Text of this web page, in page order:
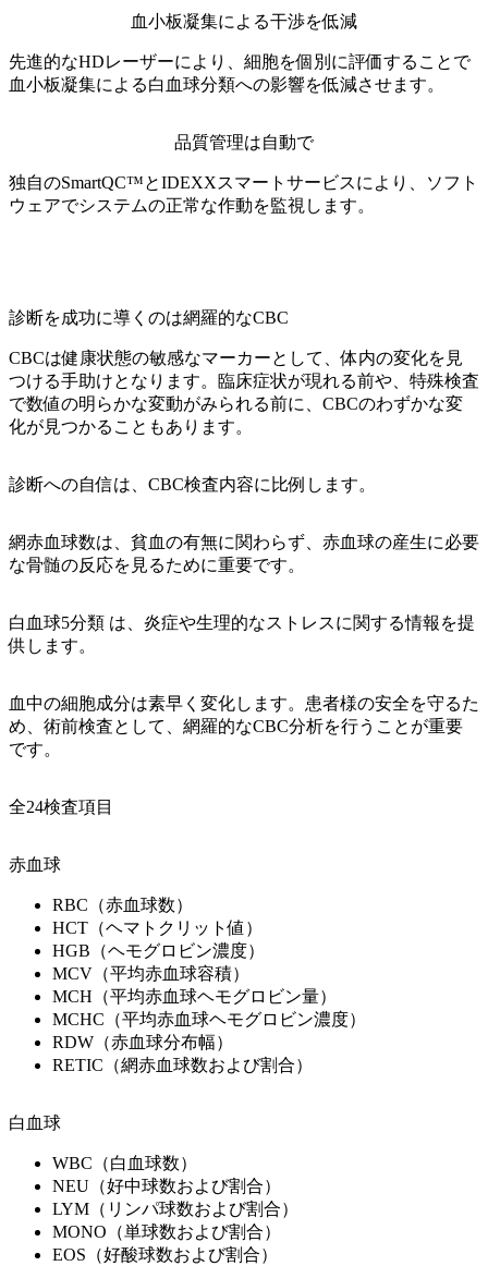
血小板凝集による干渉を低減
先進的なHDレーザーにより、細胞を個別に評価することで
血小板凝集による白血球分類への影響を低減させます。
品質管理は自動で
独自のSmartQC™とIDEXXスマートサービスにより、ソフト
ウェアでシステムの正常な作動を監視します。
診断を成功に導くのは網羅的なCBC
CBCは健康状態の敏感なマーカーとして、体内の変化を見
つける手助けとなります。臨床症状が現れる前や、特殊検査
で数値の明らかな変動がみられる前に、CBCのわずかな変
化が見つかることもあります。
診断への自信は、CBC検査内容に比例します。
網赤血球数は、貧血の有無に関わらず、赤血球の産生に必要
な骨髄の反応を見るために重要です。
白血球5分類 は、炎症や生理的なストレスに関する情報を提
供します。
血中の細胞成分は素早く変化します。患者様の安全を守るた
め、術前検査として、網羅的なCBC分析を行うことが重要
です。
全24検査項目
赤血球
RBC（赤血球数）
HCT（ヘマトクリット値）
HGB（ヘモグロビン濃度）
MCV（平均赤血球容積）
MCH（平均赤血球ヘモグロビン量）
MCHC（平均赤血球ヘモグロビン濃度）
RDW（赤血球分布幅）
RETIC（網赤血球数および割合）
白血球
WBC（白血球数）
NEU（好中球数および割合）
LYM（リンパ球数および割合）
MONO（単球数および割合）
EOS（好酸球数および割合）